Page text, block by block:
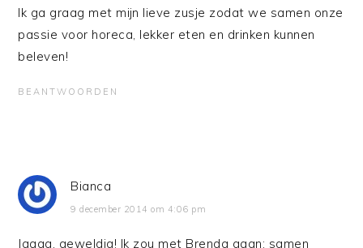
Ik ga graag met mijn lieve zusje zodat we samen onze
passie voor horeca, lekker eten en drinken kunnen
beleven!
BEANTWOORDEN
Bianca
9 december 2014 om 4:06 pm
Jaaaa, geweldig! Ik zou met Brenda gaan: samen